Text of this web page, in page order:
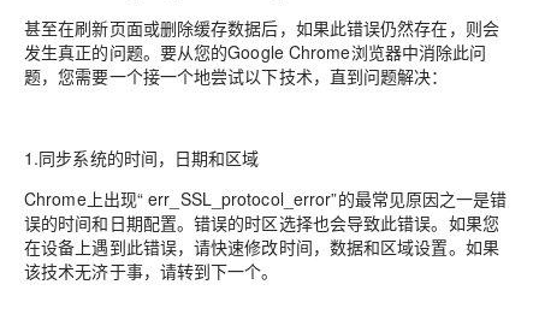
甚至在刷新页面或删除缓存数据后，如果此错误仍然存在，则会
发生真正的问题。要从您的Google Chrome浏览器中消除此问
题，您需要一个接一个地尝试以下技术，直到问题解决：
1.同步系统的时间，日期和区域
Chrome上出现“ err_SSL_protocol_error”的最常见原因之一是错
误的时间和日期配置。错误的时区选择也会导致此错误。如果您
在设备上遇到此错误，请快速修改时间，数据和区域设置。如果
该技术无济于事，请转到下一个。